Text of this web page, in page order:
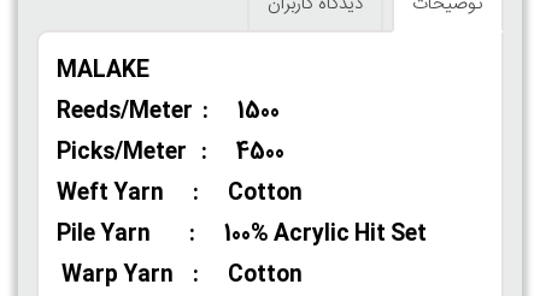
MALAKE
Reeds/Meter : 1500
Picks/Meter : 4500
Weft Yarn : Cotton
Pile Yarn : 100% Acrylic Hit Set
Warp Yarn : Cotton